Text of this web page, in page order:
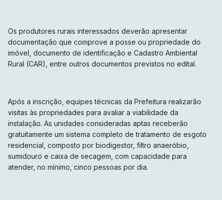
Os produtores rurais interessados deverão apresentar
documentação que comprove a posse ou propriedade do
imóvel, documento de identificação e Cadastro Ambiental
Rural (CAR), entre outros documentos previstos no edital.
Após a inscrição, equipes técnicas da Prefeitura realizarão
visitas às propriedades para avaliar a viabilidade da
instalação. As unidades consideradas aptas receberão
gratuitamente um sistema completo de tratamento de esgoto
residencial, composto por biodigestor, filtro anaeróbio,
sumidouro e caixa de secagem, com capacidade para
atender, no mínimo, cinco pessoas por dia.